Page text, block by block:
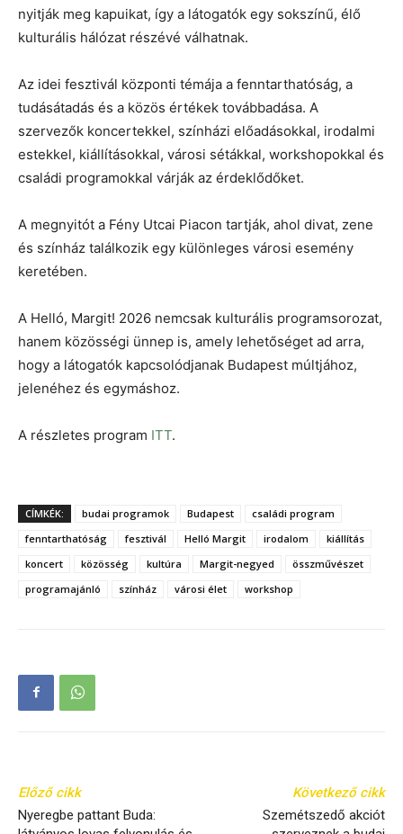
nyitják meg kapuikat, így a látogatók egy sokszínű, élő
kulturális hálózat részévé válhatnak.
Az idei fesztivál központi témája a fenntarthatóság, a
tudásátadás és a közös értékek továbbadása. A
szervezők koncertekkel, színházi előadásokkal, irodalmi
estekkel, kiállításokkal, városi sétákkal, workshopokkal és
családi programokkal várják az érdeklődőket.
A megnyitót a Fény Utcai Piacon tartják, ahol divat, zene
és színház találkozik egy különleges városi esemény
keretében.
A Helló, Margit! 2026 nemcsak kulturális programsorozat,
hanem közösségi ünnep is, amely lehetőséget ad arra,
hogy a látogatók kapcsolódjanak Budapest múltjához,
jelenéhez és egymáshoz.
A részletes program ITT.
CÍMKÉK: budai programok Budapest
családi program
fenntarthatóság
fesztivál Helló Margit irodalom
kiállítás
koncert
közösség kultúra Margit-negyed
összművészet
programajánló
színház városi élet workshop
Előző cikk
Nyeregbe pattant Buda:
Következő cikk
Szemétszedő akciót